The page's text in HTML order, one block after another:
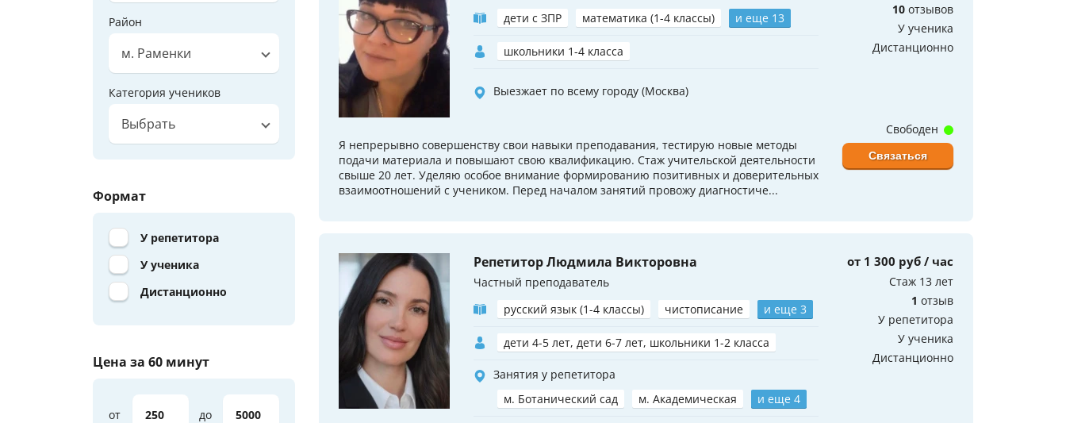
Район
м. Раменки
Категория учеников
Выбрать
Формат
У репетитора
У ученика
Дистанционно
Цена за 60 минут
от до
дети с ЗПР
математика (1-4 классы) и еще 13
школьники 1-4 класса
Выезжает по всему городу (Москва)
10 отзывов
У ученика
Дистанционно
Я непрерывно совершенству свои навыки преподавания, тестирую новые методы
подачи материала и повышают свою квалификацию. Стаж учительской деятельности
свыше 20 лет. Уделяю особое внимание формированию позитивных и доверительных
взаимоотношений с учеником. Перед началом занятий провожу диагностиче...
Свободен
Связаться
Репетитор Людмила Викторовна
Частный преподаватель
русский язык (1-4 классы)
чистописание и еще 3
дети 4-5 лет, дети 6-7 лет, школьники 1-2 класса
Занятия у репетитора
м. Ботанический сад
м. Академическая и еще 4
от 1 300 руб / час
Стаж 13 лет
1 отзыв
У репетитора
У ученика
Дистанционно